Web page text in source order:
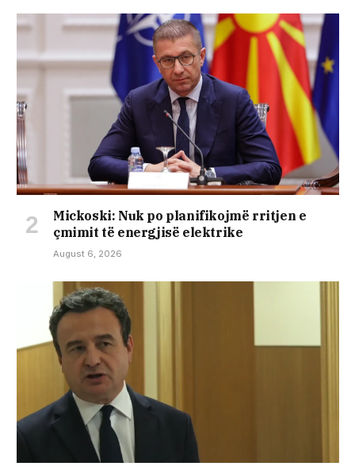
Mickoski: Nuk po planifikojmë rritjen e
çmimit të energjisë elektrike
August 6, 2026